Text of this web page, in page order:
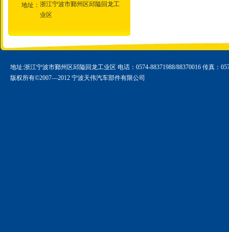
地址： 浙江宁波市鄞州区邱隘回龙工
业区
地址:浙江宁波市鄞州区邱隘回龙工业区 电话：0574-88371988/88370016 传真：
版权所有©2007—2012 宁波天伟汽车部件有限公司